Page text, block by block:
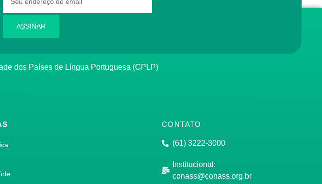
ASSINAR
dos Países de Língua Portuguesa (CPLP)
CONTATO
(61) 3222-3000
Institucional:
conass@conass.org.br